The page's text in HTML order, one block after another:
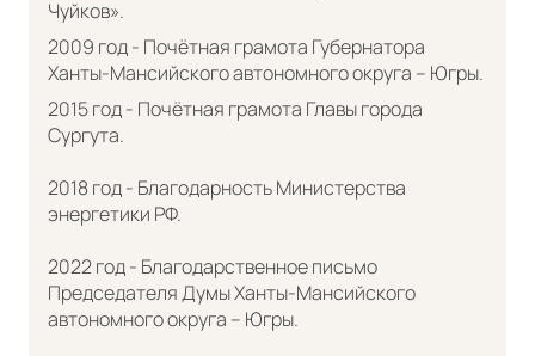
Чуйков».
2009 год - Почётная грамота Губернатора
Ханты-Мансийского автономного округа – Югры.
2015 год - Почётная грамота Главы города
Сургута.
2018 год - Благодарность Министерства
энергетики РФ.
2022 год - Благодарственное письмо
Председателя Думы Ханты-Мансийского
автономного округа – Югры.